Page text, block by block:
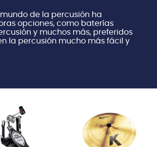
de la percusión ha
opciones, como baterías
y muchos más, preferidos
la percusión mucho más fácil y